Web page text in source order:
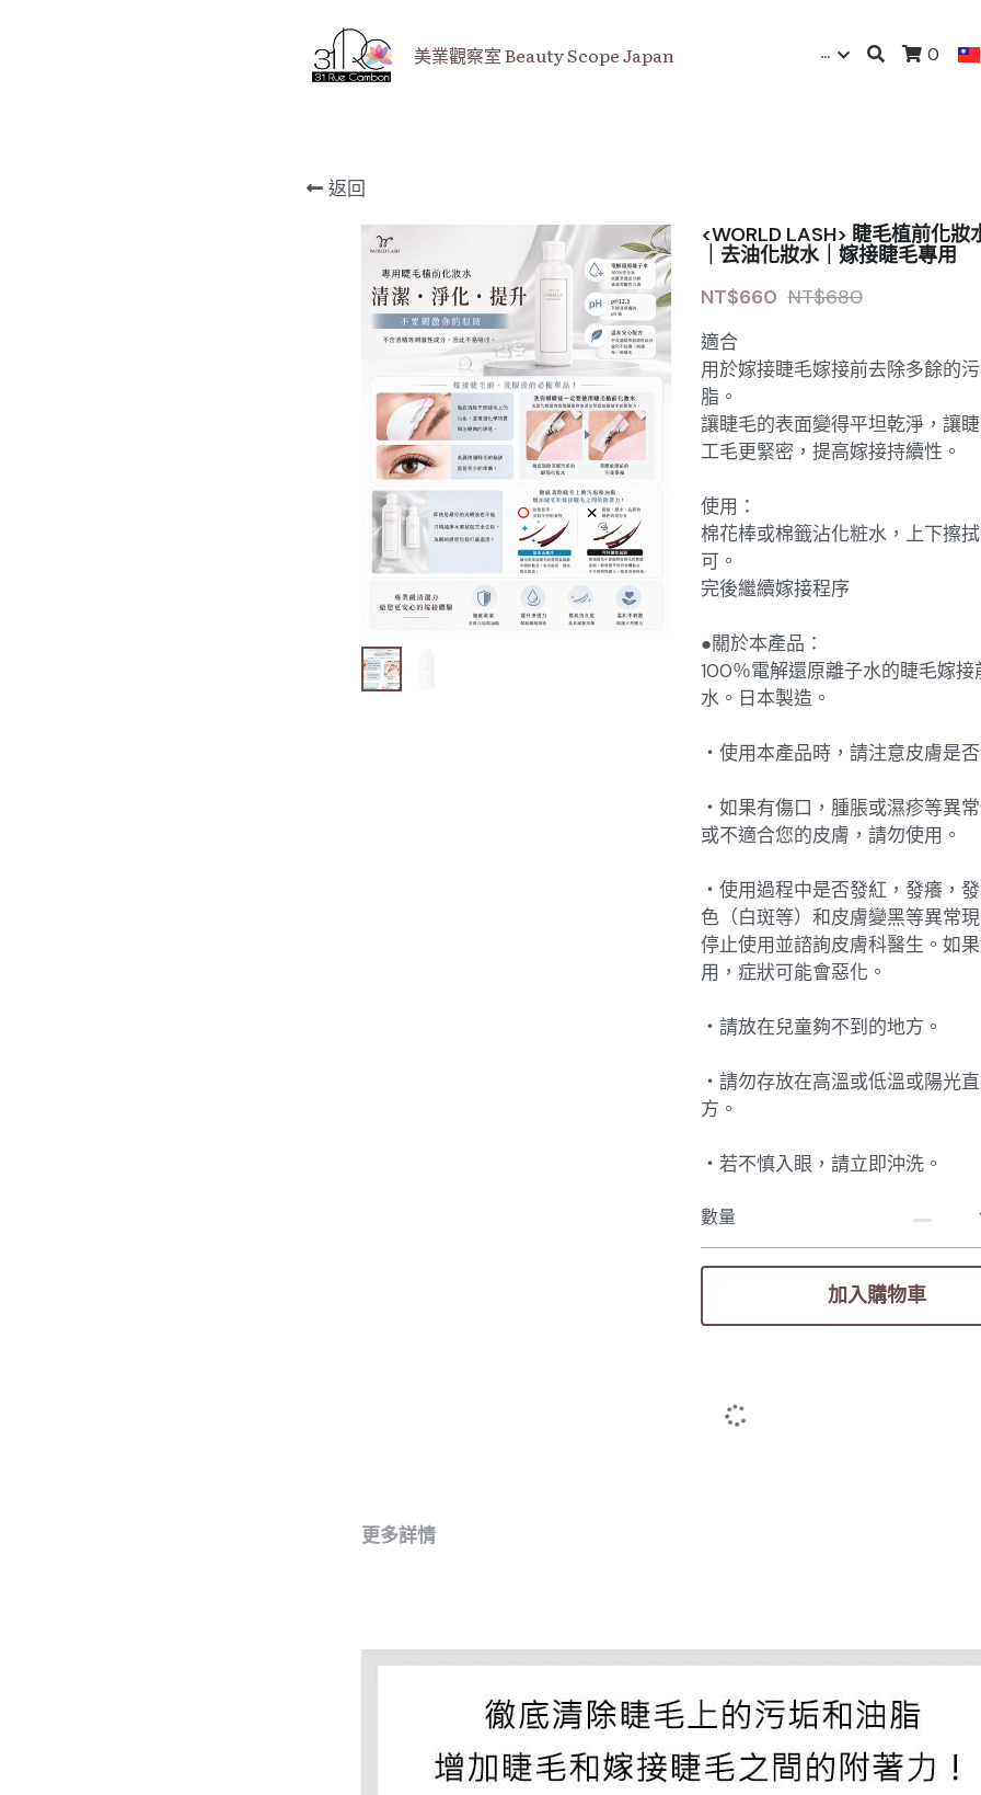
美業觀察室 Beauty Scope Japan … 0
返回
<WORLD LASH> 睫毛植前化
｜去油化妝水｜嫁接睫毛專用
NT$660 NT$680
適合
用於嫁接睫毛嫁接前去除多餘的
脂。
讓睫毛的表面變得平坦乾淨，讓
工毛更緊密，提高嫁接持續性。
使用：
棉花棒或棉籤沾化粧水，上下擦
可。
完後繼續嫁接程序
●關於本產品：
100％電解還原離子水的睫毛嫁接
水。日本製造。
・使用本產品時，請注意皮膚是
・如果有傷口，腫脹或濕疹等異
或不適合您的皮膚，請勿使用。
・使用過程中是否發紅，發癢，
色（白斑等）和皮膚變黑等異常
停止使用並諮詢皮膚科醫生。如
用，症狀可能會惡化。
・請放在兒童夠不到的地方。
・請勿存放在高溫或低溫或陽光
方。
・若不慎入眼，請立即沖洗。
數量
加入購物車